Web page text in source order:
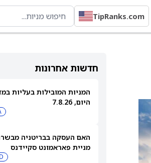
TipRanks.com
חדשות אחרונות
היום, 7.8.26
האם העסקה בבריטניה
מניית פאראמונט סקיידנס